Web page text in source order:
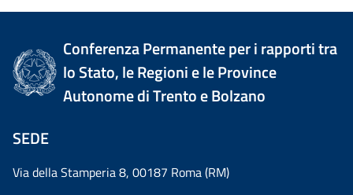
Conferenza Permanente per i rapporti tra
lo Stato, le Regioni e le Province
Autonome di Trento e Bolzano
SEDE
Via della Stamperia 8, 00187 Roma (RM)